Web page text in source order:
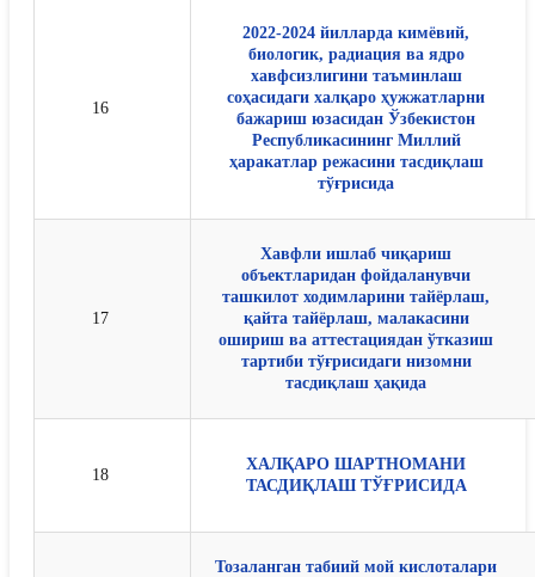
16
2022-2024 йилларда кимёвий,
биологик, радиация ва ядро
хавфсизлигини таъминлаш
соҳасидаги халқаро ҳужжатларни
бажариш юзасидан Ўзбекистон
Республикасининг Миллий
ҳаракатлар режасини тасдиқлаш
тўғрисида
17
Хавфли ишлаб чиқариш
объектларидан фойдаланувчи
ташкилот ходимларини тайёрлаш,
қайта тайёрлаш, малакасини
ошириш ва аттестациядан ўтказиш
тартиби тўғрисидаги низомни
тасдиқлаш ҳақида
18
ХАЛҚАРО ШАРТНОМАНИ
ТАСДИҚЛАШ ТЎҒРИСИДА
Тозаланган табиий мой кислоталари